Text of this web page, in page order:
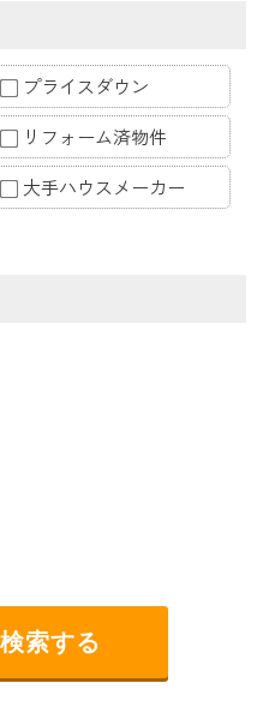
プライスダウン
リフォーム済物件
大手ハウスメーカー